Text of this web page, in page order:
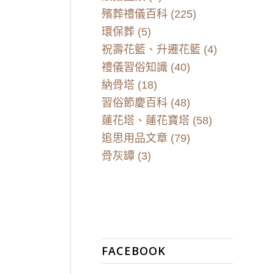
殯葬禮儀百科(225)
環保葬(5)
祝壽花籃、升遷花籃 (4)
禮儀習俗知識 (40)
納骨塔 (18)
習俗節慶百科(48)
蓮花塔、蓮花寶塔 (58)
追思用品文章 (79)
骨灰罈(3)
FACEBOOK